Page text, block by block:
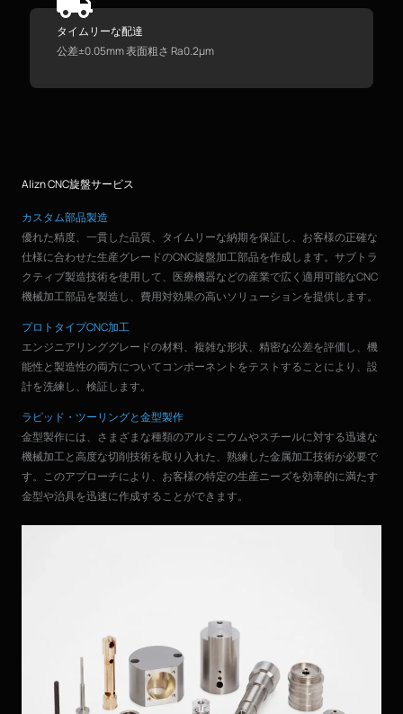
タイムリーな配達
公差±0.05mm 表面粗さ Ra0.2μm
Alizn CNC旋盤サービス
カスタム部品製造
優れた精度、一貫した品質、タイムリーな納期を保証し、お客様の正確な
仕様に合わせた生産グレードのCNC旋盤加工部品を作成します。サブトラ
クティブ製造技術を使用して、医療機器などの産業で広く適用可能なCNC
機械加工部品を製造し、費用対効果の高いソリューションを提供します。
プロトタイプCNC加工
エンジニアリンググレードの材料、複雑な形状、精密な公差を評価し、機
能性と製造性の両方についてコンポーネントをテストすることにより、設
計を洗練し、検証します。
ラピッド・ツーリングと金型製作
金型製作には、さまざまな種類のアルミニウムやスチールに対する迅速な
機械加工と高度な切削技術を取り入れた、熟練した金属加工技術が必要で
す。このアプローチにより、お客様の特定の生産ニーズを効率的に満たす
金型や治具を迅速に作成することができます。